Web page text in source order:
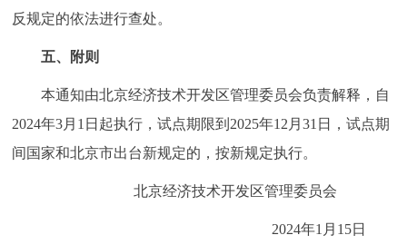
反规定的依法进行查处。
五、附则
本通知由北京经济技术开发区管理委员会负责解释，自
2024年3月1日起执行，试点期限到2025年12月31日，试点期
间国家和北京市出台新规定的，按新规定执行。
北京经济技术开发区管理委员会
2024年1月15日